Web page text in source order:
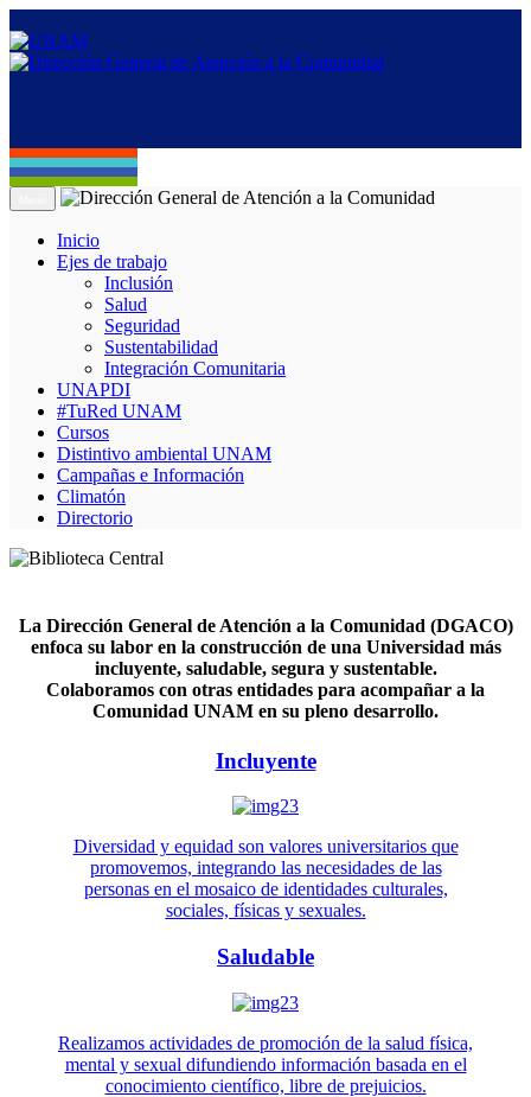
Inicio
Ejes de trabajo
Inclusión
Salud
Seguridad
Sustentabilidad
Integración Comunitaria
UNAPDI
#TuRed UNAM
Cursos
Distintivo ambiental UNAM
Campañas e Información
Climatón
Directorio
La Dirección General de Atención a la Comunidad (DGACO)
enfoca su labor en la construcción de una Universidad más
incluyente, saludable, segura y sustentable.
Colaboramos con otras entidades para acompañar a la
Comunidad UNAM en su pleno desarrollo.
Incluyente
Diversidad y equidad son valores universitarios que
promovemos, integrando las necesidades de las
personas en el mosaico de identidades culturales,
sociales, físicas y sexuales.
Saludable
Realizamos actividades de promoción de la salud física,
mental y sexual difundiendo información basada en el
conocimiento científico, libre de prejuicios.